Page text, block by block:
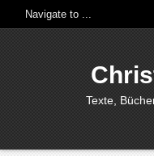
Texte,